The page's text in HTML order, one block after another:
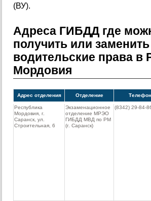
(ВУ).
Адреса ГИБДД где
получить или заменить
водительские права в
Мордовия
Адрес отделения Отделение Телефон
Республика
Мордовия, г.
Саранск, ул.
Строительная, 6
Экзаменационное
отделение МРЭО
ГИБДД МВД по РМ
(г. Саранск)
(8342) 29-84-